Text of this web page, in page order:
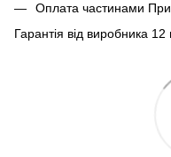
Оплата частинами
Гарантія від виробника 12